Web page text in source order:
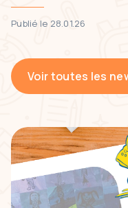
Publié le 28.01.26
Voir toutes les